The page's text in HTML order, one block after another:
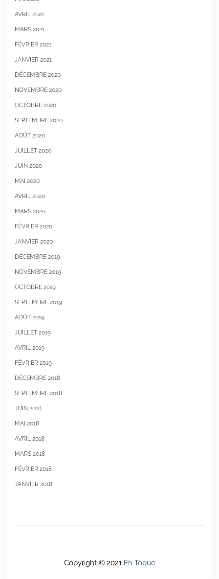
AVRIL 2021
MARS 2021
FÉVRIER 2021
JANVIER 2021
DÉCEMBRE 2020
NOVEMBRE 2020
OCTOBRE 2020
SEPTEMBRE 2020
AOÛT 2020
JUILLET 2020
JUIN 2020
MAI 2020
AVRIL 2020
MARS 2020
FÉVRIER 2020
JANVIER 2020
DÉCEMBRE 2019
NOVEMBRE 2019
OCTOBRE 2019
SEPTEMBRE 2019
AOÛT 2019
JUILLET 2019
AVRIL 2019
FÉVRIER 2019
DÉCEMBRE 2018
SEPTEMBRE 2018
JUIN 2018
MAI 2018
AVRIL 2018
MARS 2018
FÉVRIER 2018
JANVIER 2018
Copyright © 2021 Eh Toque